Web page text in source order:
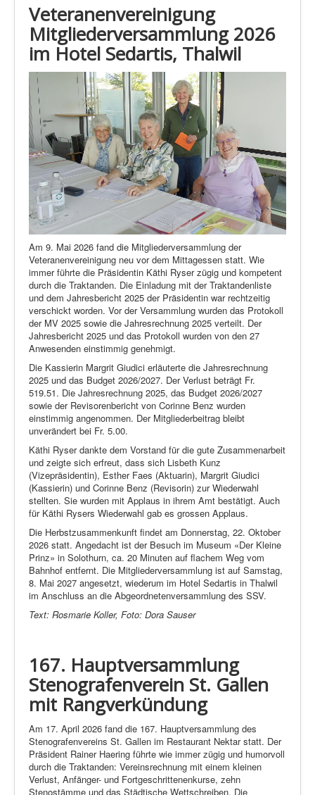
Veteranenvereinigung
Mitgliederversammlung 2026
im Hotel Sedartis, Thalwil
Am 9. Mai 2026 fand die Mitgliederversammlung der
Veteranenvereinigung neu vor dem Mittagessen statt. Wie
immer führte die Präsidentin Käthi Ryser zügig und kompetent
durch die Traktanden. Die Einladung mit der Traktandenliste
und dem Jahresbericht 2025 der Präsidentin war rechtzeitig
verschickt worden. Vor der Versammlung wurden das Protokoll
der MV 2025 sowie die Jahresrechnung 2025 verteilt. Der
Jahresbericht 2025 und das Protokoll wurden von den 27
Anwesenden einstimmig genehmigt.
Die Kassierin Margrit Giudici erläuterte die Jahresrechnung
2025 und das Budget 2026/2027. Der Verlust beträgt Fr.
519.51. Die Jahresrechnung 2025, das Budget 2026/2027
sowie der Revisorenbericht von Corinne Benz wurden
einstimmig angenommen. Der Mitgliederbeitrag bleibt
unverändert bei Fr. 5.00.
Käthi Ryser dankte dem Vorstand für die gute Zusammenarbeit
und zeigte sich erfreut, dass sich Lisbeth Kunz
(Vizepräsidentin), Esther Faes (Aktuarin), Margrit Giudici
(Kassierin) und Corinne Benz (Revisorin) zur Wiederwahl
stellten. Sie wurden mit Applaus in ihrem Amt bestätigt. Auch
für Käthi Rysers Wiederwahl gab es grossen Applaus.
Die Herbstzusammenkunft findet am Donnerstag, 22. Oktober
2026 statt. Angedacht ist der Besuch im Museum «Der Kleine
Prinz» in Solothurn, ca. 20 Minuten auf flachem Weg vom
Bahnhof entfernt. Die Mitgliederversammlung ist auf Samstag,
8. Mai 2027 angesetzt, wiederum im Hotel Sedartis in Thalwil
im Anschluss an die Abgeordnetenversammlung des SSV.
Text: Rosmarie Koller, Foto: Dora Sauser
167. Hauptversammlung
Stenografenverein St. Gallen
mit Rangverkündung
Am 17. April 2026 fand die 167. Hauptversammlung des
Stenografenvereins St. Gallen im Restaurant Nektar statt. Der
Präsident Rainer Haering führte wie immer zügig und humorvoll
durch die Traktanden: Vereinsrechnung mit einem kleinen
Verlust, Anfänger- und Fortgeschrittenenkurse, zehn
Stenostämme und das Städtische Wettschreiben. Die